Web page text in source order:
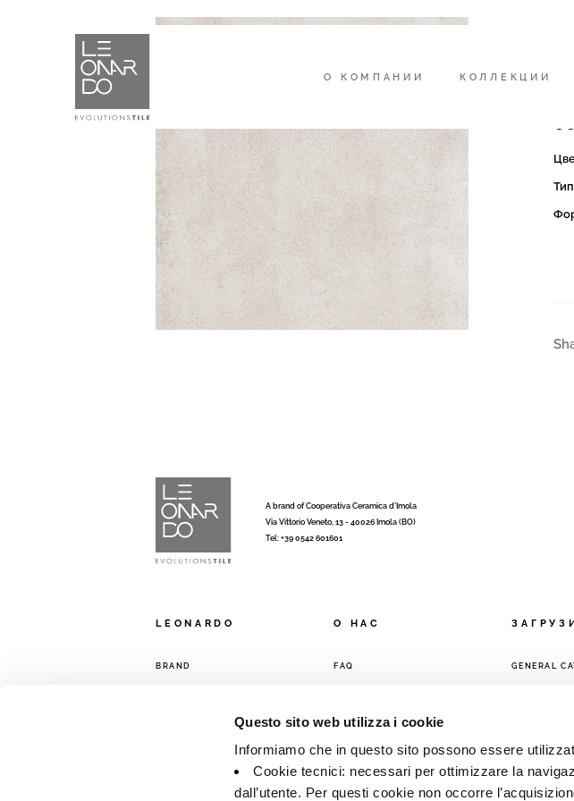
Questo sito web utilizza i cookie
Informiamo che in questo sito possono essere
Cookie tecnici: necessari per ottimizzare la
dall’utente. Per questi cookie non occorre
О КОМПАНИИ КОЛЛЕКЦИИ
A brand of Cooperativa Ceramica d’Imola
Via Vittorio Veneto, 13 - 40026 Imola (BO)
Tel: +39 0542 601601
LEONARDO
BRAND
O HAC
FAQ GENERAL